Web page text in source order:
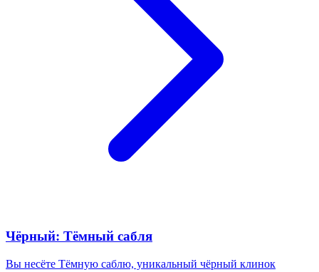
Чёрный: Тёмный сабля
Вы несёте Тёмную саблю, уникальный чёрный клинок